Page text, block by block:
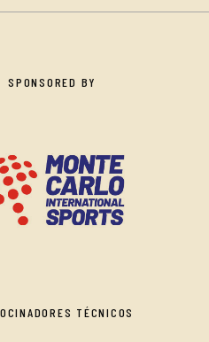
SPONSORED BY
TÉCNICOS